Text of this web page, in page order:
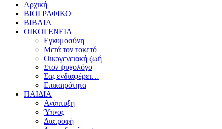
Αρχική
ΒΙΟΓΡΑΦΙΚΟ
ΒΙΒΛΙΑ
ΟΙΚΟΓΕΝΕΙΑ
Εγκυμοσύνη
Μετά τον τοκετό
Οικογενειακή ζωή
Στον ψυχολόγο
Σας ενδιαφέρει…
Επικαιρότητα
ΠΑΙΔΙΑ
Ανάπτυξη
Ύπνος
Διατροφή